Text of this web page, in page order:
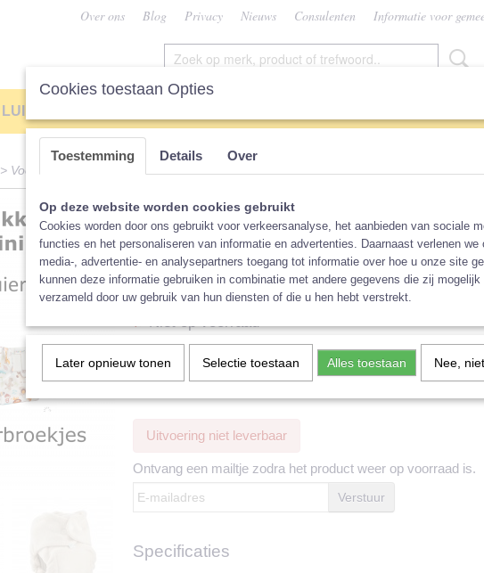
Over ons Blog Privacy Nieuws Consulenten Informatie voor
LUIERS LEASEN
> Voordeel Newborn Pakket Popolini MiniSnap of MiniFit
Voordeel Newborn
MiniSnap of MiniFit
€ 175,00 (inclusief btw 21%)
Print en maat overbroekje Sluiting luiers
Uitvoering niet leverbaar
Ontvang een mailtje zodra het product weer op voorraad is.
Verstuur
Specificaties
Cookies toestaan Opties
Toestemming Details Over
Op deze website worden cookies gebruikt
Cookies worden door ons gebruikt voor verkeersanalyse, het aanbieden van sociale
functies en het personaliseren van informatie en advertenties. Daarnaast verlenen we
media-, advertentie- en analysepartners toegang tot informatie over hoe u onze site
kunnen deze informatie gebruiken in combinatie met andere gegevens die zij mogelijk
verzameld door uw gebruik van hun diensten of die u hen hebt verstrekt.
Later opnieuw tonen Selectie toestaan Alles toestaan Nee,